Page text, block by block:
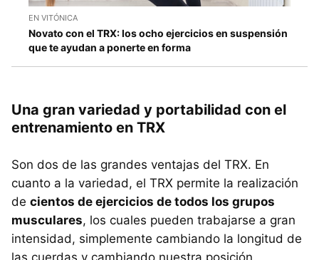
EN VITÓNICA
Novato con el TRX: los ocho ejercicios en suspensión
que te ayudan a ponerte en forma
Una gran variedad y portabilidad con el
entrenamiento en TRX
Son dos de las grandes ventajas del TRX. En
cuanto a la variedad, el TRX permite la realización
de cientos de ejercicios de todos los grupos
musculares, los cuales pueden trabajarse a gran
intensidad, simplemente cambiando la longitud de